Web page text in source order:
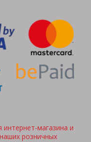
магазина и
розничных